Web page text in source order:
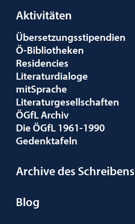
Aktivitäten
Übersetzungsstipendien
Ö-Bibliotheken
Residencies
Literaturdialoge
mitSprache
Literaturgesellschaften
ÖGfL Archiv
Die ÖGfL 1961-1990
Gedenktafeln
Archive des Schreibens
Blog